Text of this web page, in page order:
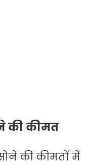
की कीमत
की कीमतों में